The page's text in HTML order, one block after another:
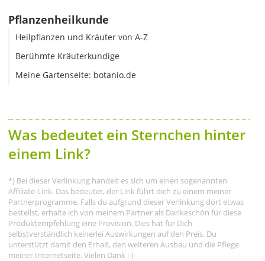
Pflanzenheilkunde
Heilpflanzen und Kräuter von A-Z
Berühmte Kräuterkundige
Meine Gartenseite: botanio.de
Was bedeutet ein Sternchen hinter
einem Link?
*) Bei dieser Verlinkung handelt es sich um einen sogenannten
Affiliate-Link. Das bedeutet, der Link führt dich zu einem meiner
Partnerprogramme. Falls du aufgrund dieser Verlinkung dort etwas
bestellst, erhalte ich von meinem Partner als Dankeschön für diese
Produktempfehlung eine Provision. Dies hat für Dich
selbstverständlich keinerlei Auswirkungen auf den Preis. Du
unterstützt damit den Erhalt, den weiteren Ausbau und die Pflege
meiner Internetseite. Vielen Dank :-)